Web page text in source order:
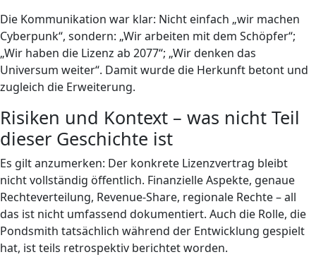
Die Kommunikation war klar: Nicht einfach „wir machen
Cyberpunk“, sondern: „Wir arbeiten mit dem Schöpfer“;
„Wir haben die Lizenz ab 2077“; „Wir denken das
Universum weiter“. Damit wurde die Herkunft betont und
zugleich die Erweiterung.
Risiken und Kontext – was nicht Teil
dieser Geschichte ist
Es gilt anzumerken: Der konkrete Lizenzvertrag bleibt
nicht vollständig öffentlich. Finanzielle Aspekte, genaue
Rechteverteilung, Revenue-Share, regionale Rechte – all
das ist nicht umfassend dokumentiert. Auch die Rolle, die
Pondsmith tatsächlich während der Entwicklung gespielt
hat, ist teils retrospektiv berichtet worden.